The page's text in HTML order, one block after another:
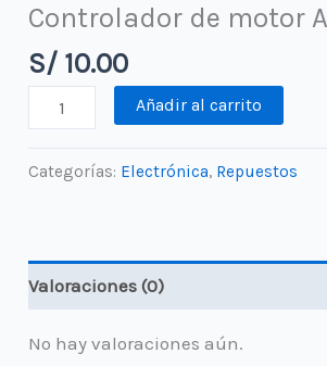
Controlador de motor
S/ 10.00
Controlador
de
Añadir al carrito
Categorías: Electrónica, Repuestos
Valoraciones (0)
No hay valoraciones aún.